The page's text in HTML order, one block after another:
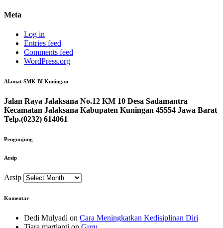
Meta
Log in
Entries feed
Comments feed
WordPress.org
Alamat SMK BI Kuningan
Jalan Raya Jalaksana No.12 KM 10 Desa Sadamantra
Kecamatan Jalaksana Kabupaten Kuningan 45554 Jawa Barat
Telp.(0232) 614061
Pengunjung
Arsip
Arsip
Komentar
Dedi Mulyadi on Cara Meningkatkan Kedisiplinan Diri